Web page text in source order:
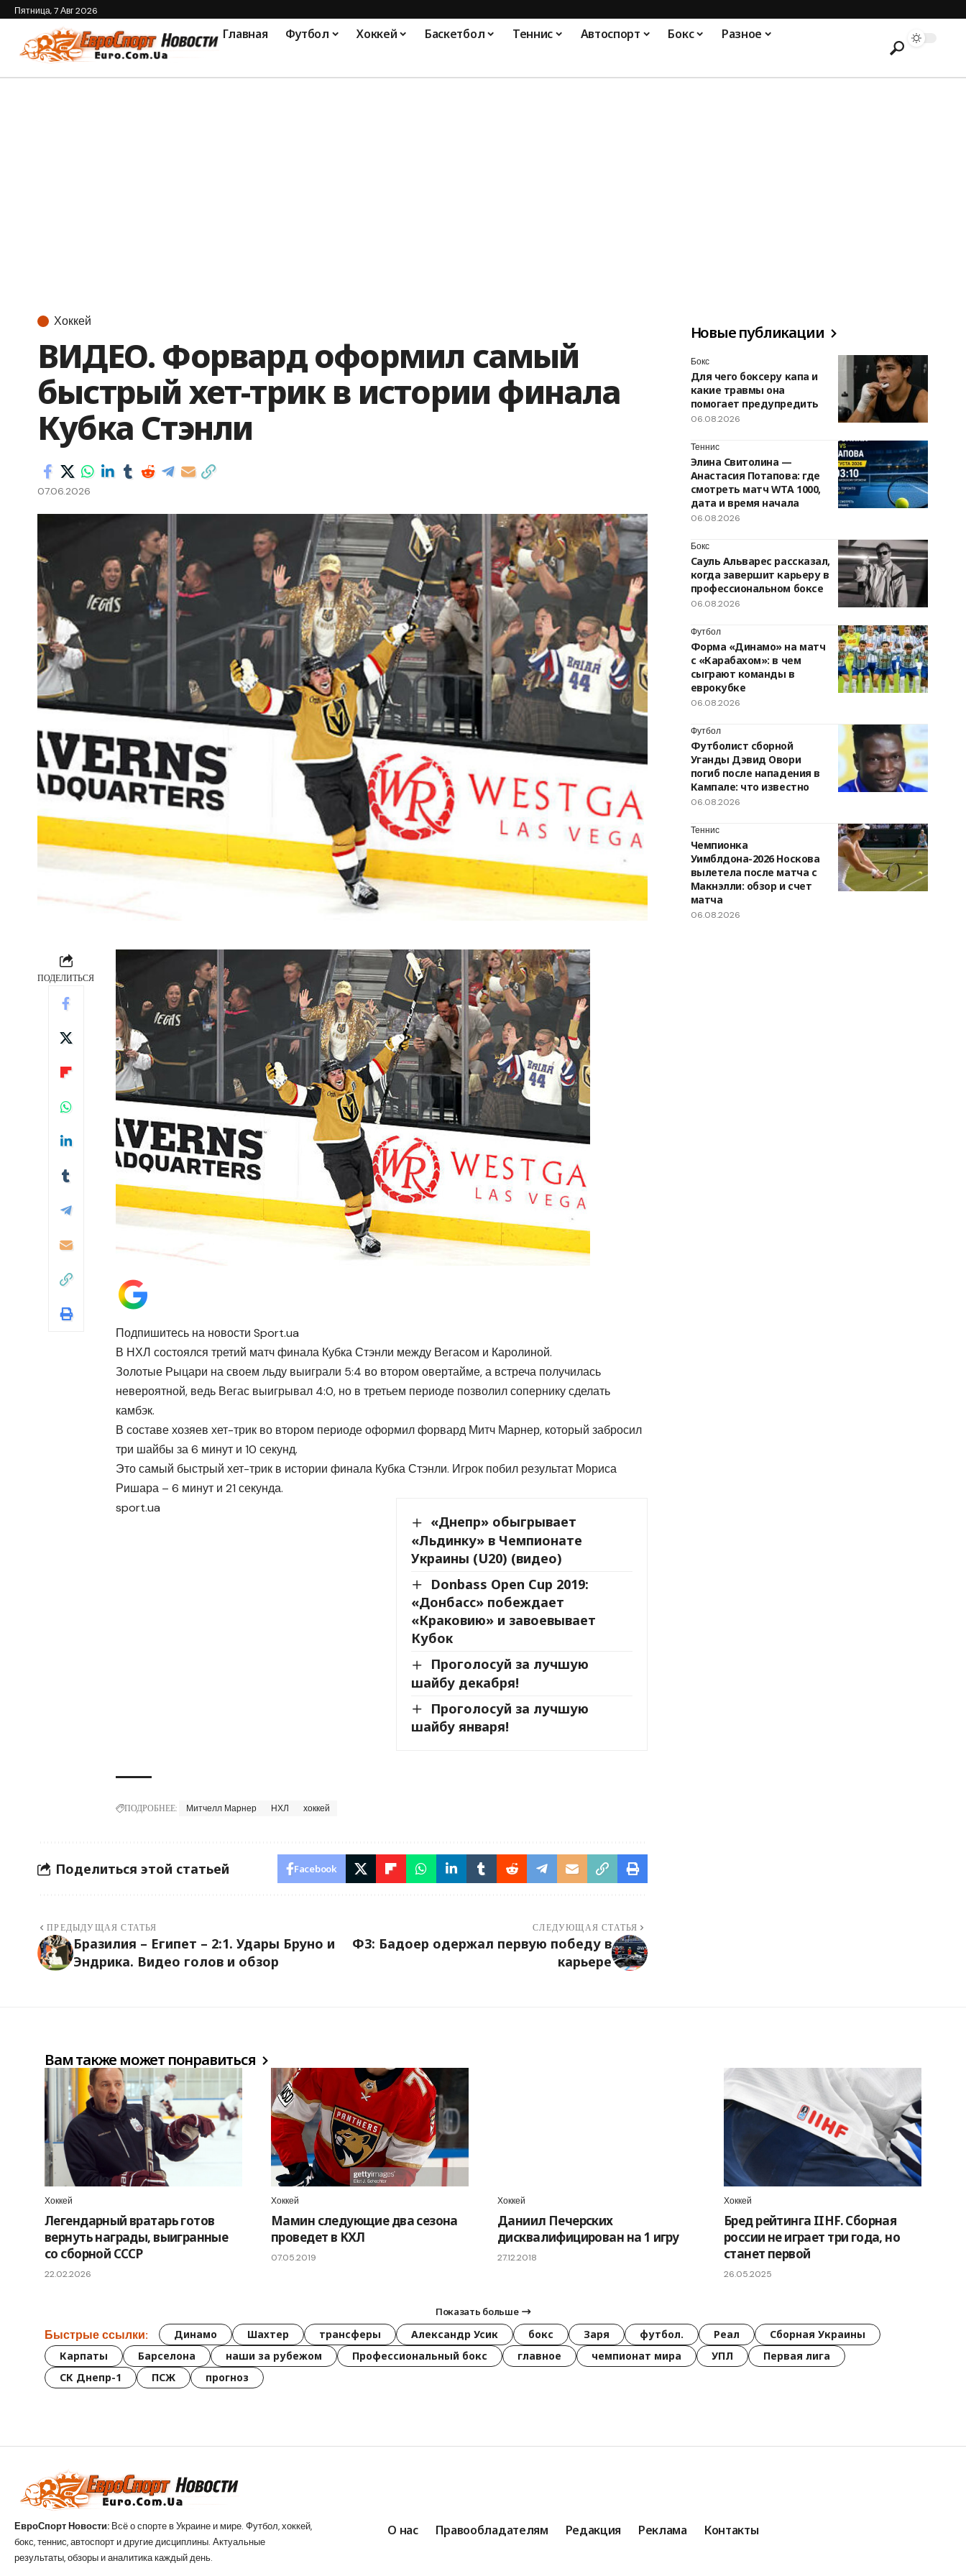
Пятница, 7 Авг 2026
Главная Футбол Хоккей Баскетбол Теннис Автоспорт Бокс Разное
Хоккей
ВИДЕО. Форвард оформил самый
быстрый хет-трик в истории финала
Кубка Стэнли
07.06.2026
ПОДЕЛИТЬСЯ
Подпишитесь на новости Sport.ua
В НХЛ состоялся третий матч финала Кубка Стэнли между Вегасом и Каролиной.
Золотые Рыцари на своем льду выиграли 5:4 во втором овертайме, а встреча получилась
невероятной, ведь Вегас выигрывал 4:0, но в третьем периоде позволил сопернику сделать
камбэк.
В составе хозяев хет-трик во втором периоде оформил форвард Митч Марнер, который забросил
три шайбы за 6 минут и 10 секунд.
Это самый быстрый хет-трик в истории финала Кубка Стэнли. Игрок побил результат Мориса
Ришара – 6 минут и 21 секунда.
«Днепр» обыгрывает
«Льдинку» в Чемпионате
Украины (U20) (видео)
Donbass Open Cup 2019:
«Донбасс» побеждает
«Краковию» и завоевывает
Кубок
Проголосуй за лучшую
шайбу декабря!
Проголосуй за лучшую
шайбу января!
sport.ua
ПОДРОБНЕЕ: Митчелл Марнер НХЛ хоккей
Поделиться этой статьей Facebook
ПРЕДЫДУЩАЯ СТАТЬЯ
Бразилия – Египет – 2:1. Удары Бруно и
Эндрика. Видео голов и обзор
СЛЕДУЮЩАЯ СТАТЬЯ
Ф3: Бадоер одержал первую победу в
карьере
Новые публикации
Бокс
Для чего боксеру капа и
какие травмы она
помогает предупредить
06.08.2026
Теннис
Элина Свитолина —
Анастасия Потапова: где
смотреть матч WTA 1000,
дата и время начала
06.08.2026
Бокс
Сауль Альварес рассказал,
когда завершит карьеру в
профессиональном боксе
06.08.2026
Футбол
Форма «Динамо» на матч
с «Карабахом»: в чем
сыграют команды в
еврокубке
06.08.2026
Футбол
Футболист сборной
Уганды Дэвид Овори
погиб после нападения в
Кампале: что известно
06.08.2026
Теннис
Чемпионка
Уимблдона-2026 Носкова
вылетела после матча с
Макнэлли: обзор и счет
матча
06.08.2026
Вам также может понравиться
Хоккей
Легендарный вратарь готов
вернуть награды, выигранные
со сборной СССР
22.02.2026
Хоккей
Мамин следующие два сезона
проведет в КХЛ
07.05.2019
Хоккей
Даниил Печерских
дисквалифицирован на 1 игру
27.12.2018
Хоккей
Бред рейтинга IIHF. Сборная
россии не играет три года, но
станет первой
26.05.2025
Показать больше
Быстрые ссылки: Динамо Шахтер трансферы Александр Усик бокс Заря футбол. Реал
Сборная Украины
Карпаты
Барселона наши за рубежом Профессиональный бокс главное чемпионат мира УПЛ
Первая лига
СК Днепр-1
ПСЖ прогноз
ЕвроСпорт Новости: Всё о спорте в Украине и мире. Футбол, хоккей,
бокс, теннис, автоспорт и другие дисциплины. Актуальные
результаты, обзоры и аналитика каждый день.
О нас Правообладателям Редакция Реклама Контакты